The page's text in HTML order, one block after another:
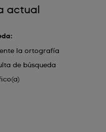
actual
la ortografía
de búsqueda